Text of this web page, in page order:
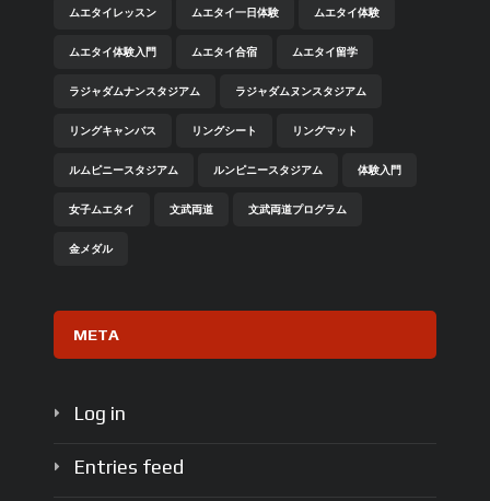
ムエタイレッスン ムエタイ一日体験 ムエタイ体験
ムエタイ体験入門 ムエタイ合宿 ムエタイ留学
ラジャダムナンスタジアム ラジャダムヌンスタジアム
リングキャンバス リングシート リングマット
ルムピニースタジアム ルンピニースタジアム 体験入門
女子ムエタイ 文武両道 文武両道プログラム
金メダル
META
Log in
Entries feed